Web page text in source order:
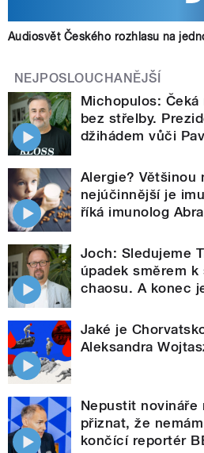
Audiosvět Českého rozhlasu na
NEJPOSLOUCHANĚJŠÍ
Michopulos: Čeká
bez střelby.
džihádem vůči
Alergie? Většinou
nejúčinnější je
říká imunolog
Joch: Sledujeme
úpadek směrem
chaosu. A konec
Jaké je
Aleksandra
Nepustit novináře
přiznat, že
končící reportér